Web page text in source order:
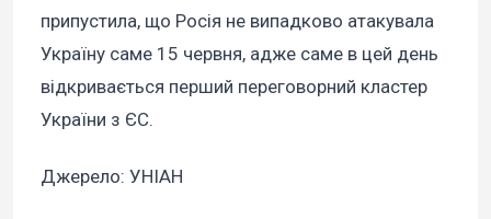
припустила, що Росія не випадково атакувала
Україну саме 15 червня, адже саме в цей день
відкривається перший переговорний кластер
України з ЄС.
Джерело: УНІАН